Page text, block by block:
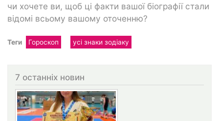
чи хочете ви, щоб ці факти вашої біографії стали
відомі всьому вашому оточенню?
Теги Гороскоп усі знаки зодіаку
7 останніх новин